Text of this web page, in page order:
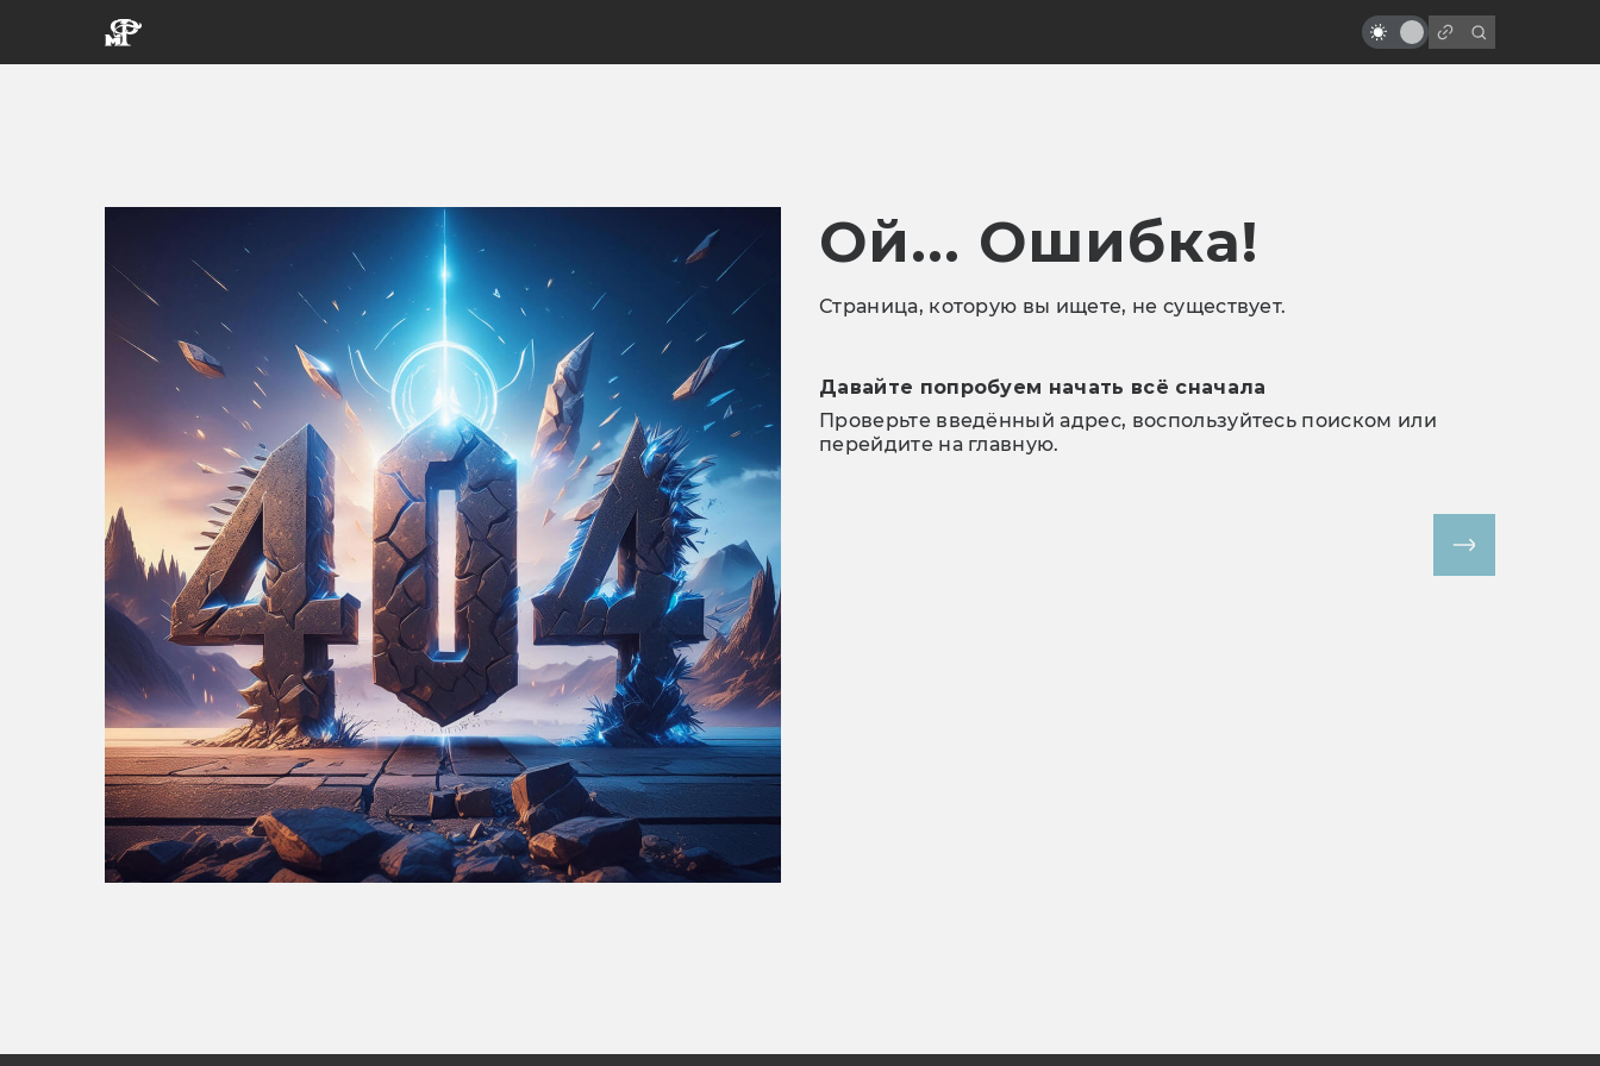
Ой... Ошибка!
Страница, которую вы ищете, не существует.
Давайте попробуем начать всё сначала
Проверьте введённый адрес, воспользуйтесь поиском или
перейдите на главную.